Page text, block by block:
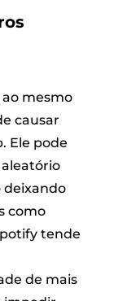
mesmo
causar
Ele pode
deixando
como
tende
de mais